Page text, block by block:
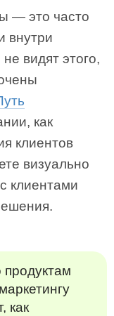
— это часто
внутри
видят этого,
как
клиентов
визуально
клиентами
как